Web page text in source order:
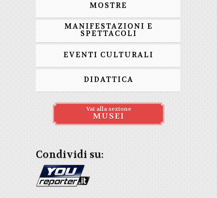
MOSTRE
MANIFESTAZIONI E
SPETTACOLI
EVENTI CULTURALI
DIDATTICA
Vai alla sezione
MUSEI
Condividi su: